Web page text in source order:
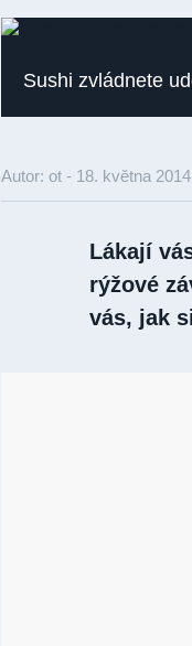
Sushi zvládnete
Autor: ot - 18. května
Lákají
rýžové
vás, jak